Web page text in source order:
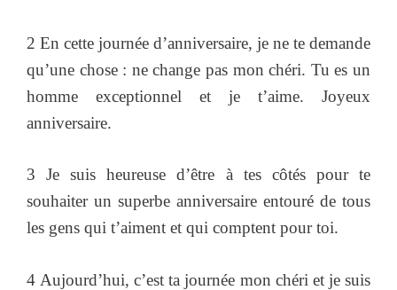
2 En cette journée d’anniversaire, je ne te demande
qu’une chose : ne change pas mon chéri. Tu es un
homme exceptionnel et je t’aime. Joyeux
anniversaire.
3 Je suis heureuse d’être à tes côtés pour te
souhaiter un superbe anniversaire entouré de tous
les gens qui t’aiment et qui comptent pour toi.
4 Aujourd’hui, c’est ta journée mon chéri et je suis